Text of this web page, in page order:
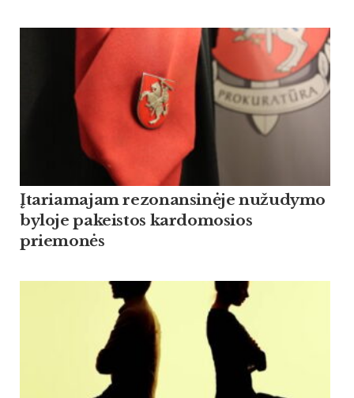
Įtariamajam rezonansinėje nužudymo
byloje pakeistos kardomosios
priemonės